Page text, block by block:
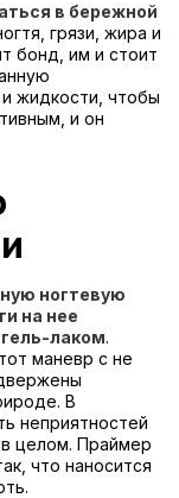
в бережной
грязи, жира и
бонд, им и стоит
жидкости, чтобы
и он
ногтевую
на нее
лаком.
маневр с не
В
неприятностей
в целом. Праймер
что наносится